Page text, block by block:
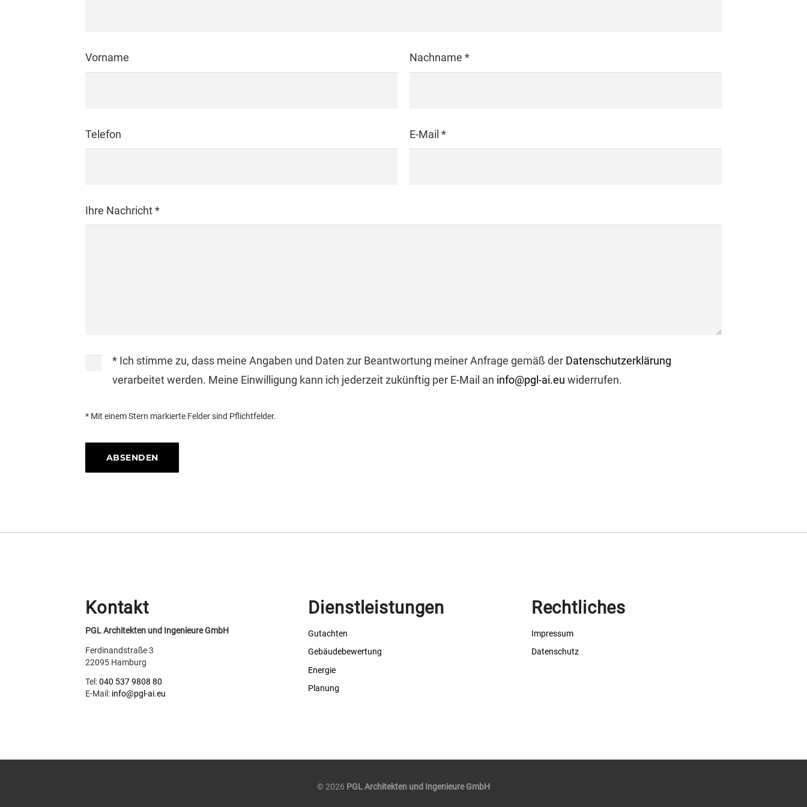
Vorname Nachname *
Telefon E-Mail *
Please leave this field empty.
Ihre Nachricht *
* Ich stimme zu, dass meine Angaben und Daten zur Beantwortung meiner Anfrage gemäß der Datenschutzerklärung
verarbeitet werden. Meine Einwilligung kann ich jederzeit zukünftig per E-Mail an info@pgl-ai.eu widerrufen.
* Mit einem Stern markierte Felder sind Pflichtfelder.
Kontakt
PGL Architekten und Ingenieure GmbH
Ferdinandstraße 3
22095 Hamburg
Tel:040 537 9808 80
E-Mail: info@pgl-ai.eu
Dienstleistungen
Gutachten
Gebäudebewertung
Energie
Planung
Rechtliches
Impressum
Datenschutz
© 2026 PGL Architekten und Ingenieure GmbH